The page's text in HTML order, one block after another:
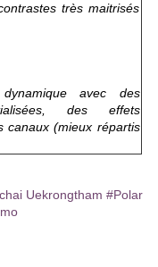
très maitrisés
avec des
des effets
canaux (mieux répartis
Uekrongtham #Polar